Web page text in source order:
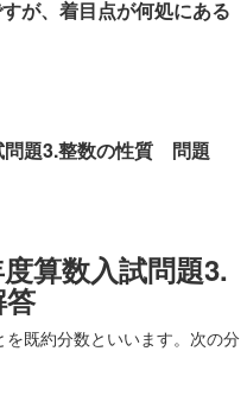
が、着目点が何処にある
問題3.整数の性質 問題
算数入試問題3.
既約分数といいます。次の分